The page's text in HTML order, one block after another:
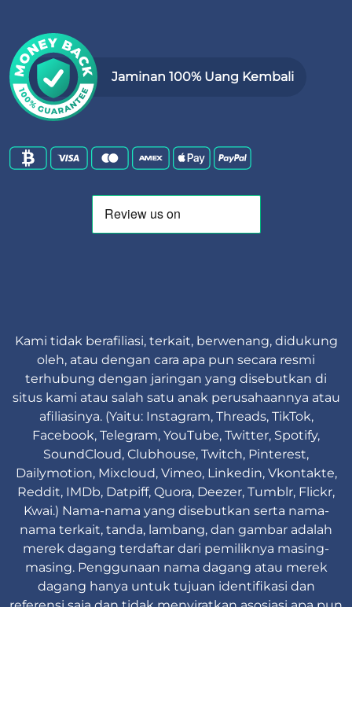
Jaminan 100% Uang Kembali
Kami tidak berafiliasi, terkait, berwenang, didukung
oleh, atau dengan cara apa pun secara resmi
terhubung dengan jaringan yang disebutkan di
situs kami atau salah satu anak perusahaannya atau
afiliasinya. (Yaitu: Instagram, Threads, TikTok,
Facebook, Telegram, YouTube, Twitter, Spotify,
SoundCloud, Clubhouse, Twitch, Pinterest,
Dailymotion, Mixcloud, Vimeo, Linkedin, Vkontakte,
Reddit, IMDb, Datpiff, Quora, Deezer, Tumblr, Flickr,
Kwai.) Nama-nama yang disebutkan serta nama-
nama terkait, tanda, lambang, dan gambar adalah
merek dagang terdaftar dari pemiliknya masing-
masing. Penggunaan nama dagang atau merek
dagang hanya untuk tujuan identifikasi dan
referensi saja dan tidak menyiratkan asosiasi apa pun